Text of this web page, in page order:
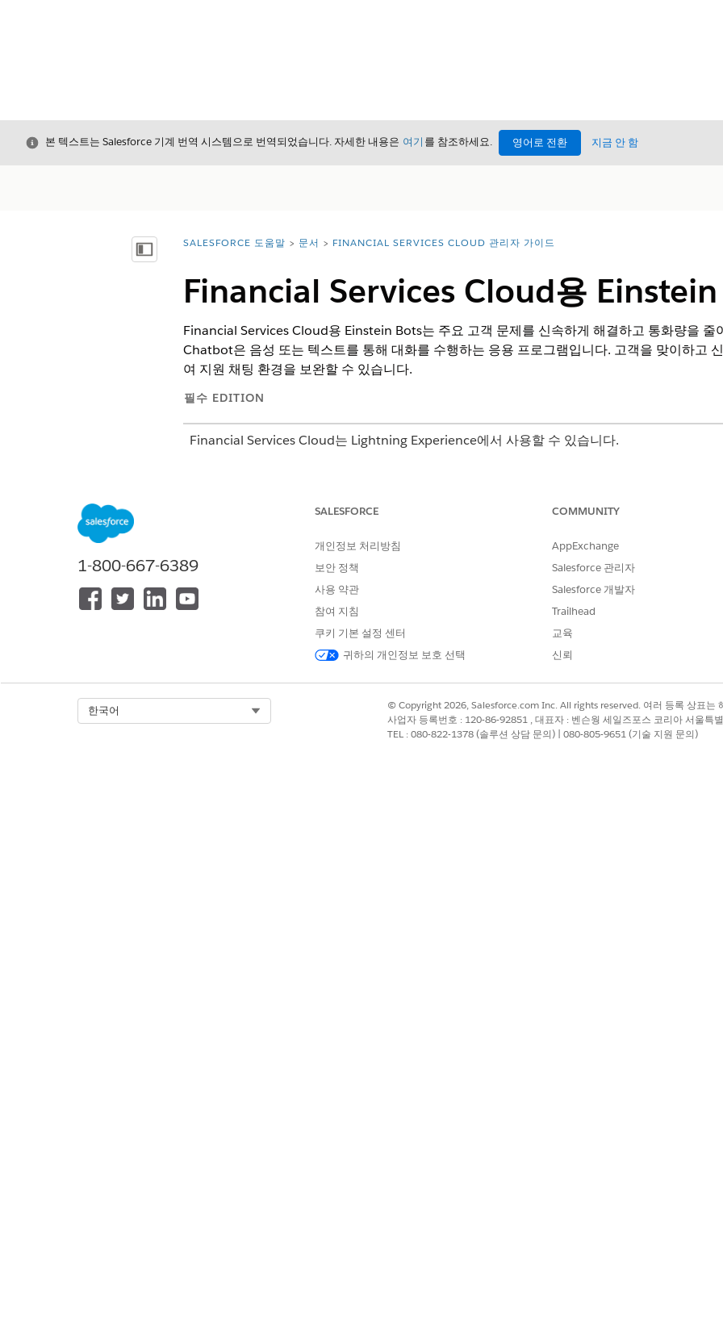
닫기본 텍스트는 Salesforce 기계 번역 시스템으로 번역되었습니다. 자세한 내용은 여기 를 참조하세요. 영어로 전환 지금 안 함
목차 표시 위치:
SALESFORCE 도움말 문서 FINANCIAL SERVICES CLOUD 관리자 가이드
Financial Services Cloud용
Financial Services Cloud용 Einstein Bots는 주요 고객 문제를 신속하게 해결하고 통화량을 줄
Chatbot은 음성 또는 텍스트를 통해 대화를 수행하는 응용 프로그램입니다. 고객을 맞이하고
여 지원 채팅 환경을 보완할 수 있습니다.
필수 EDITION
Financial Services Cloud는 Lightning Experience에서 사용할 수 있습니다.
Financial Services Cloud용 Einstein Bots의 배포 전 과업
Financial Services Cloud용 Einstein Bots 다운로드 및 배포
두 가지 방법으로 Bot을 다운로드하고 배포할 수 있습니다.
Financial Services Cloud용 Einstein Bots의 배포 후 과업
배포된 패키지를 구성하여 Bot을 준비하고 실행합니다.
Financial Services Cloud용 Einstein Bots 제거에 대한 고려 사항
Financial Services Cloud용 Einstein Bots 패키지를 제거하기 전에 Bot에 할당된 권한 집합을 취소해야
1-800-667-6389
SALESFORCE
개인정보 처리방침
보안 정책
사용 약관
참여 지침
쿠키 기본 설정 센터
귀하의 개인정보 보호 선택
COMMUNITY
AppExchange
Salesforce 관리자
Salesforce 개발자
Trailhead
교육
신뢰
한국어
© Copyright 2026, Salesforce.com Inc. All rights reserved. 여러 등록 상표는
사업자 등록번호 : 120-86-92851 , 대표자 : 벤슨웡 세일즈포스 코리아 서울
TEL : 080-822-1378 (솔루션 상담 문의) | 080-805-9651 (기술 지원 문의)